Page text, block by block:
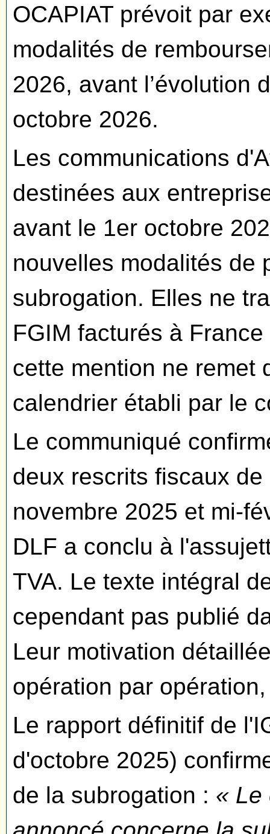
OCAPIAT prévoit par
modalités de
2026, avant l’évolution
octobre 2026.
Les communications
destinées aux
avant le 1er octobre
nouvelles modalités de
subrogation. Elles ne
FGIM facturés à
cette mention ne remet
calendrier établi par le
Le communiqué
deux rescrits fiscaux
novembre 2025 et mi-
DLF a conclu à
TVA. Le texte intégral
cependant pas publié
Leur motivation
opération par
Le rapport définitif de
d'octobre 2025)
de la subrogation : « Le